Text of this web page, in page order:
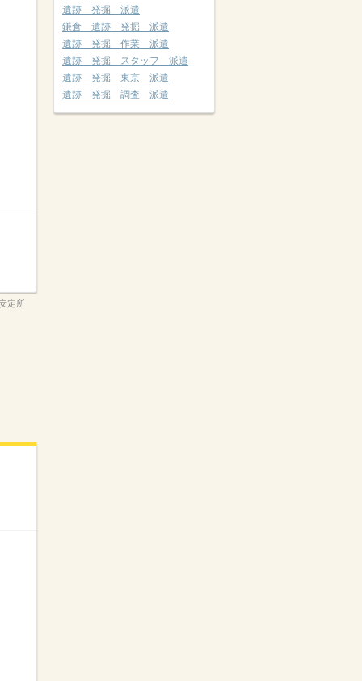
定所
遺跡 発掘 派遣
鎌倉 遺跡 発掘 派遣
遺跡 発掘 作業 派遣
遺跡 発掘 スタッフ 派遣
遺跡 発掘 東京 派遣
遺跡 発掘 調査 派遣